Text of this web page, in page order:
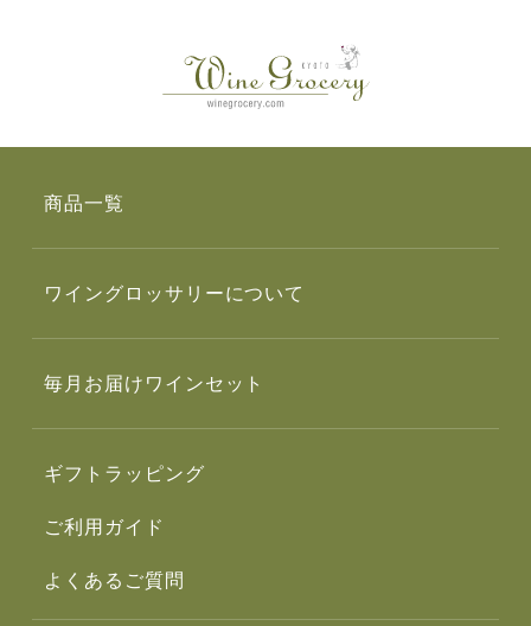
商品一覧
ワイングロッサリーについて
毎月お届けワインセット
ギフトラッピング
ご利用ガイド
よくあるご質問